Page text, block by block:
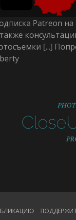
Patreon на
[...]